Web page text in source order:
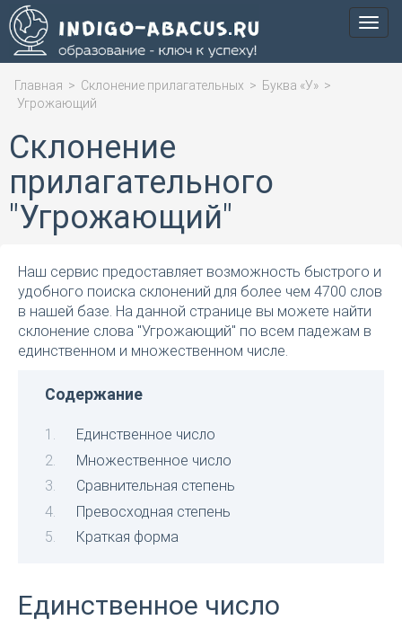
Меню
Главная > Склонение прилагательных > Буква «У» >
Угрожающий
Склонение
прилагательного
"Угрожающий"
Наш сервис предоставляет возможность быстрого и
удобного поиска склонений для более чем 4700 слов
в нашей базе. На данной странице вы можете найти
склонение слова "Угрожающий" по всем падежам в
единственном и множественном числе.
Содержание
Единственное число
Множественное число
Сравнительная степень
Превосходная степень
Краткая форма
Единственное число